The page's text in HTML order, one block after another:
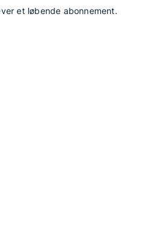
et løbende abonnement.